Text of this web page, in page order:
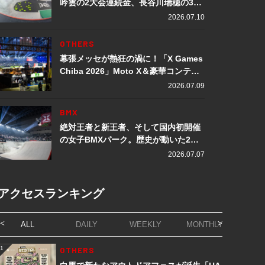
吟雲の2大会連続金、長谷川瑞穂の3メ
ダル獲得など数々の快挙をプレイバッ
2026.07.10
OTHERS
幕張メッセが熱狂の渦に！「X Games
Chiba 2026」Moto X＆豪華コンテン
2026.07.09
BMX
絶対王者と新王者、そして国内初開催
の女子BMXパーク。歴史が動いた2日
2026.07.07
クセスランキング
ALL DAILY WEEKLY MONTHLY
1 OTHERS